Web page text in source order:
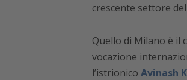
crescente settore
Quello di Milano è il
vocazione
l’istrionico Avinash